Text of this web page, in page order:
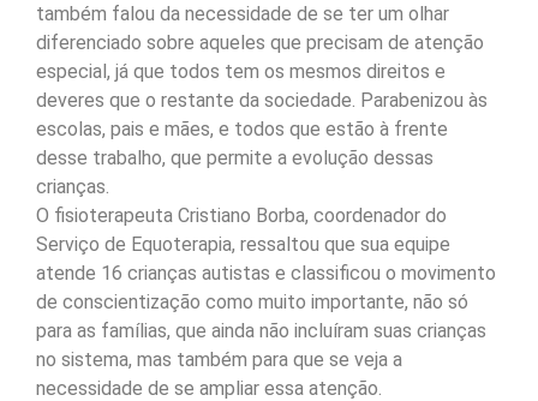
também falou da necessidade de se ter um olhar
diferenciado sobre aqueles que precisam de atenção
especial, já que todos tem os mesmos direitos e
deveres que o restante da sociedade. Parabenizou às
escolas, pais e mães, e todos que estão à frente
desse trabalho, que permite a evolução dessas
crianças.
O fisioterapeuta Cristiano Borba, coordenador do
Serviço de Equoterapia, ressaltou que sua equipe
atende 16 crianças autistas e classificou o movimento
de conscientização como muito importante, não só
para as famílias, que ainda não incluíram suas crianças
no sistema, mas também para que se veja a
necessidade de se ampliar essa atenção.